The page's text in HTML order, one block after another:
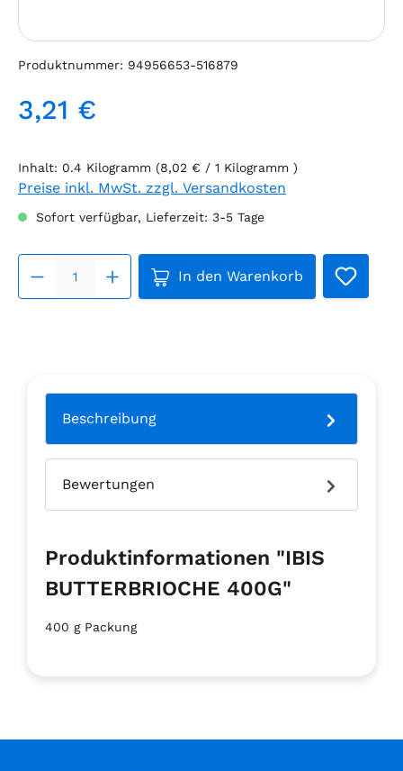
Produktnummer: 94956653-516879
Regulärer Preis:
3,21 €
Inhalt: 0.4 Kilogramm (8,02 € / 1 Kilogramm )
Preise inkl. MwSt. zzgl. Versandkosten
Sofort verfügbar, Lieferzeit: 3-5 Tage
Produkt Anzahl: Gib den
In den Warenkorb
Beschreibung
Bewertungen
Produktinformationen "IBIS
BUTTERBRIOCHE 400G"
400 g Packung